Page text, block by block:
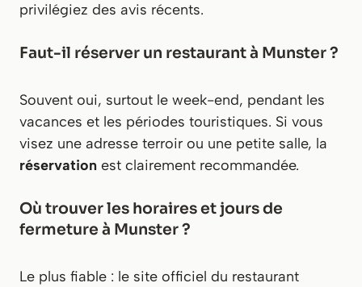
privilégiez des avis récents.
Faut-il réserver un restaurant à Munster ?
Souvent oui, surtout le week-end, pendant les
vacances et les périodes touristiques. Si vous
visez une adresse terroir ou une petite salle, la
réservation est clairement recommandée.
Où trouver les horaires et jours de
fermeture à Munster ?
Le plus fiable : le site officiel du restaurant